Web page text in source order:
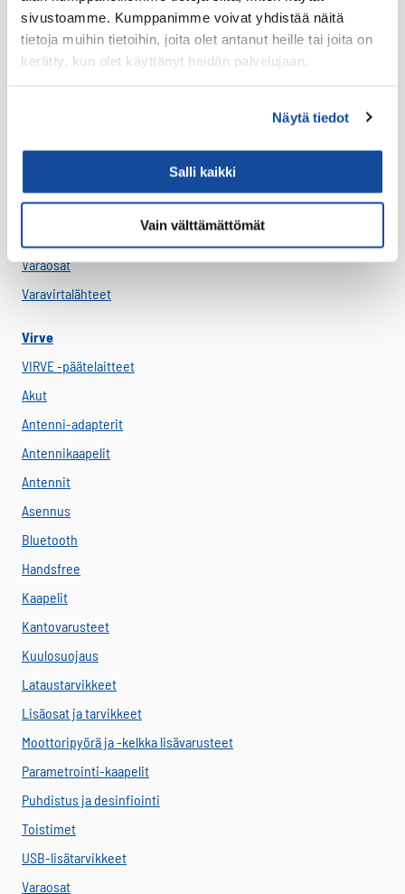
sivustoamme. Kumppanimme voivat yhdistää näitä
tietoja muihin tietoihin, joita olet antanut heille tai joita on
kerätty, kun olet käyttänyt heidän palvelujaan.
Näytä tiedot
Salli kaikki
Vain välttämättömät
LTE HF-Lisälaitteet
Kantovarusteet
Lataustarvikkeet
USB-C Johdot
Ryhmävideopalvelu
Varaosat
Varavirtalähteet
Virve
VIRVE -päätelaitteet
Akut
Antenni-adapterit
Antennikaapelit
Antennit
Asennus
Bluetooth
Handsfree
Kaapelit
Kantovarusteet
Kuulosuojaus
Lataustarvikkeet
Lisäosat ja tarvikkeet
Moottoripyörä ja -kelkka lisävarusteet
Parametrointi-kaapelit
Puhdistus ja desinfiointi
Toistimet
USB-lisätarvikkeet
Varaosat